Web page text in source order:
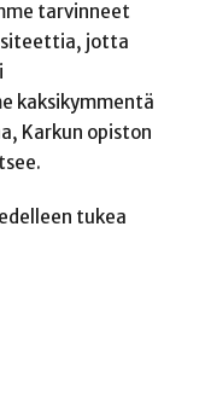
tarvinneet
jotta
kaksikymmentä
Karkun opiston
tukea